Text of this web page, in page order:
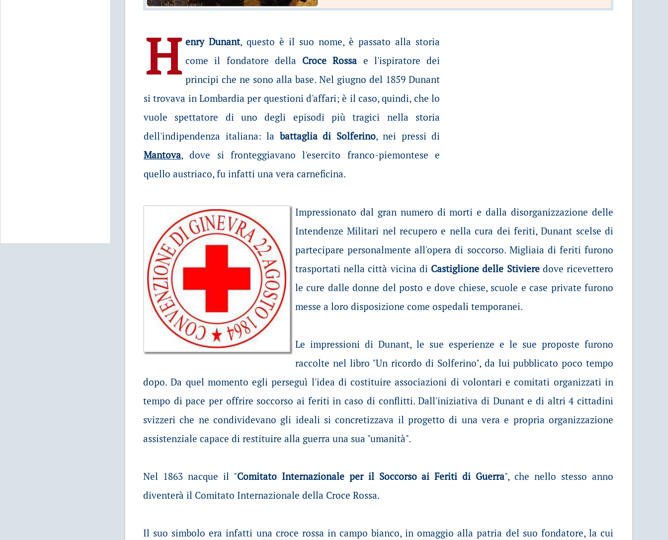
H enry Dunant, questo è il suo nome, è passato alla storia
come il fondatore della Croce Rossa e l'ispiratore dei
principi che ne sono alla base. Nel giugno del 1859 Dunant
si trovava in Lombardia per questioni d'affari; è il caso, quindi, che lo
vuole spettatore di uno degli episodi più tragici nella storia
dell'indipendenza italiana: la battaglia di Solferino, nei pressi di
Mantova, dove si fronteggiavano l'esercito franco-piemontese e
quello austriaco, fu infatti una vera carneficina.
Impressionato dal gran numero di morti e dalla disorganizzazione delle
Intendenze Militari nel recupero e nella cura dei feriti, Dunant scelse di
partecipare personalmente all'opera di soccorso. Migliaia di feriti furono
trasportati nella città vicina di Castiglione delle Stivieredove ricevettero
le cure dalle donne del posto e dove chiese, scuole e case private furono
messe a loro disposizione come ospedali temporanei.
Le impressioni di Dunant, le sue esperienze e le sue proposte furono
raccolte nel libro "Un ricordo di Solferino", da lui pubblicato poco tempo
dopo. Da quel momento egli perseguì l'idea di costituire associazioni di volontari e comitati organizzati in
tempo di pace per offrire soccorso ai feriti in caso di conflitti. Dall'iniziativa di Dunant e di altri 4 cittadini
svizzeri che ne condividevano gli ideali si concretizzava il progetto di una vera e propria organizzazione
assistenziale capace di restituire alla guerra una sua "umanità".
Nel 1863 nacque il "Comitato Internazionale per il Soccorso ai Feriti di Guerra", che nello stesso anno
diventerà il Comitato Internazionale della Croce Rossa.
Il suo simbolo era infatti una croce rossa in campo bianco, in omaggio alla patria del suo fondatore, la cui